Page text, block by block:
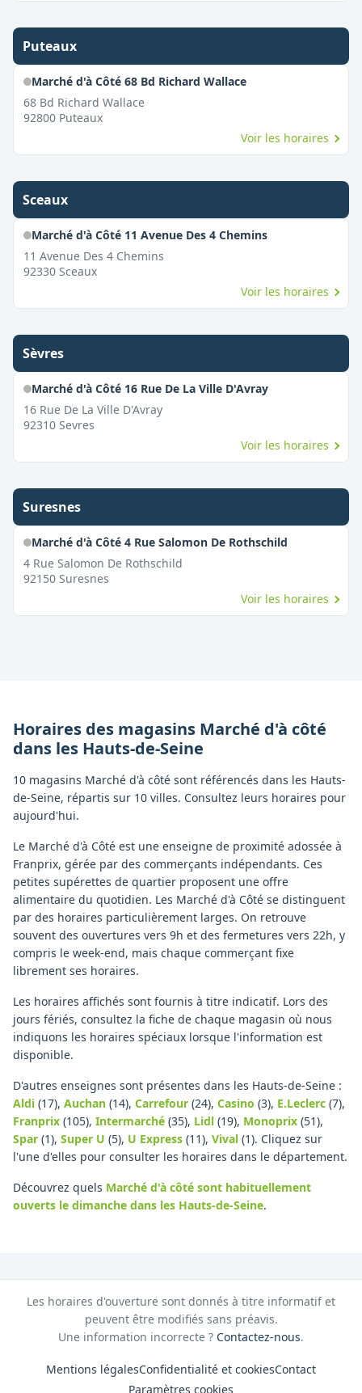
Puteaux
Marché d'à Côté 68 Bd Richard Wallace
68 Bd Richard Wallace
92800 Puteaux
Voir les horaires
Sceaux
Marché d'à Côté 11 Avenue Des 4 Chemins
11 Avenue Des 4 Chemins
92330 Sceaux
Voir les horaires
Sèvres
Marché d'à Côté 16 Rue De La Ville D'Avray
16 Rue De La Ville D'Avray
92310 Sevres
Voir les horaires
Suresnes
Marché d'à Côté 4 Rue Salomon De Rothschild
4 Rue Salomon De Rothschild
92150 Suresnes
Voir les horaires
Horaires des magasins Marché d'à côté
dans les Hauts-de-Seine
10 magasins Marché d'à côté sont référencés dans les Hauts-
de-Seine, répartis sur 10 villes. Consultez leurs horaires pour
aujourd'hui.
Le Marché d'à Côté est une enseigne de proximité adossée à
Franprix, gérée par des commerçants indépendants. Ces
petites supérettes de quartier proposent une offre
alimentaire du quotidien. Les Marché d'à Côté se distinguent
par des horaires particulièrement larges. On retrouve
souvent des ouvertures vers 9h et des fermetures vers 22h, y
compris le week-end, mais chaque commerçant fixe
librement ses horaires.
Les horaires affichés sont fournis à titre indicatif. Lors des
jours fériés, consultez la fiche de chaque magasin où nous
indiquons les horaires spéciaux lorsque l'information est
disponible.
D'autres enseignes sont présentes dans les Hauts-de-Seine :
Aldi (17), Auchan (14), Carrefour (24), Casino (3), E.Leclerc (7),
Franprix (105), Intermarché (35), Lidl (19), Monoprix (51),
Spar (1), Super U (5), U Express (11), Vival (1). Cliquez sur
l'une d'elles pour consulter les horaires dans le département.
Découvrez quels Marché d'à côté sont habituellement
ouverts le dimanche dans les Hauts-de-Seine.
Les horaires d'ouverture sont donnés à titre informatif et
peuvent être modifiés sans préavis.
Une information incorrecte ? Contactez-nous.
Mentions légalesConfidentialité et cookiesContact
Paramètres cookies